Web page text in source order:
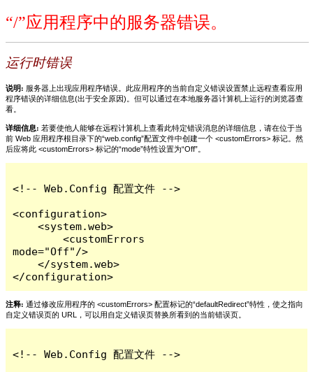
“/”应用程序中的服务器错误。
运行时错误
说明: 服务器上出现应用程序错误。此应用程序的当前自定义错误设置禁止远程查看应用
程序错误的详细信息(出于安全原因)。但可以通过在本地服务器计算机上运行的浏览器查
看。
详细信息: 若要使他人能够在远程计算机上查看此特定错误消息的详细信息，请在位于当
前 Web 应用程序根目录下的“web.config”配置文件中创建一个 <customErrors> 标记。然
后应将此 <customErrors> 标记的“mode”特性设置为“Off”。
<!-- Web.Config 配置文件 -->
<configuration>
    <system.web>
        <customErrors
mode="Off"/>
    </system.web>
</configuration>
注释: 通过修改应用程序的 <customErrors> 配置标记的“defaultRedirect”特性，使之指向
自定义错误页的 URL，可以用自定义错误页替换所看到的当前错误页。
<!-- Web.Config 配置文件 -->